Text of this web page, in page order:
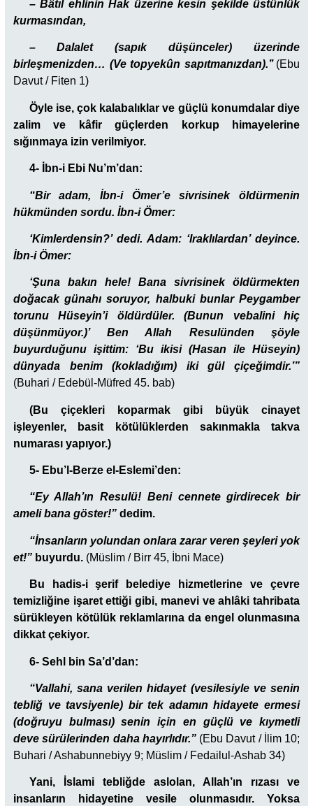
– Bâtıl ehlinin Hak üzerine kesin şekilde üstünlük
kurmasından,
– Dalalet (sapık düşünceler) üzerinde
birleşmenizden… (Ve topyekûn sapıtmanızdan).’’ (Ebu
Davut / Fiten 1)
Öyle ise, çok kalabalıklar ve güçlü konumdalar diye
zalim ve kâfir güçlerden korkup himayelerine
sığınmaya izin verilmiyor.
4- İbn-i Ebi Nu’m’dan:
“Bir adam, İbn-i Ömer’e sivrisinek öldürmenin
hükmünden sordu. İbn-i Ömer:
‘Kimlerdensin?’ dedi. Adam: ‘Iraklılardan’ deyince.
İbn-i Ömer:
‘Şuna bakın hele! Bana sivrisinek öldürmekten
doğacak günahı soruyor, halbuki bunlar Peygamber
torunu Hüseyin’i öldürdüler. (Bunun vebalini hiç
düşünmüyor.)’ Ben Allah Resulünden şöyle
buyurduğunu işittim: ‘Bu ikisi (Hasan ile Hüseyin)
dünyada benim (kokladığım) iki gül çiçeğimdir.’”
(Buhari / Edebül-Müfred 45. bab)
(Bu çiçekleri koparmak gibi büyük cinayet
işleyenler, basit kötülüklerden sakınmakla takva
numarası yapıyor.)
5- Ebu’l-Berze el-Eslemi’den:
“Ey Allah’ın Resulü! Beni cennete girdirecek bir
ameli bana göster!” dedim.
“İnsanların yolundan onlara zarar veren şeyleri yok
et!” buyurdu. (Müslim / Birr 45, İbni Mace)
Bu hadis-i şerif belediye hizmetlerine ve çevre
temizliğine işaret ettiği gibi, manevi ve ahlâki tahribata
sürükleyen kötülük reklamlarına da engel olunmasına
dikkat çekiyor.
6- Sehl bin Sa’d’dan:
“Vallahi, sana verilen hidayet (vesilesiyle ve senin
tebliğ ve tavsiyenle) bir tek adamın hidayete ermesi
(doğruyu bulması) senin için en güçlü ve kıymetli
deve sürülerinden daha hayırlıdır.” (Ebu Davut / İlim 10;
Buhari / Ashabunnebiyy 9; Müslim / Fedailul-Ashab 34)
Yani, İslami tebliğde aslolan, Allah’ın rızası ve
insanların hidayetine vesile olunmasıdır. Yoksa